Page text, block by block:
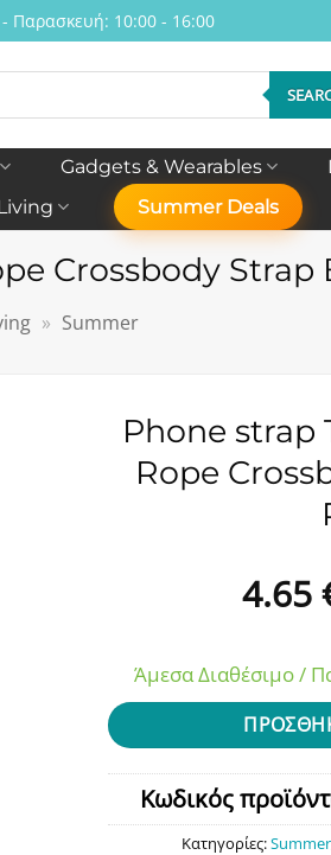
Παρασκευή: 10:00 - 16:00
Gadgets & Wearables
Summer Deals
Crossbody Strap
» Summer
Phone strap
Rope
4.65
Άμεσα Διαθέσιμο /
Κωδικός
Κατηγορίες:Summer